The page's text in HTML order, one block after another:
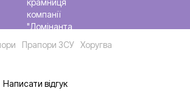
Прапори ЗСУ Хоругва
Написати відгук